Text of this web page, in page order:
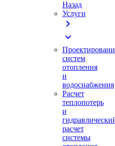
Назад
Услуги
chevron_right
expand_more
систем
отопления
и
водоснабжения
Расчет
теплопотерь
и
расчет
системы